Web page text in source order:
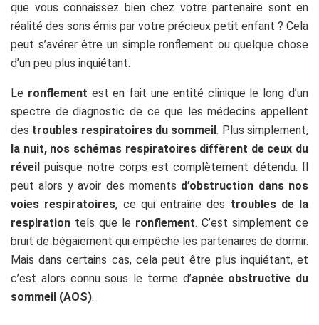
que vous connaissez bien chez votre partenaire sont en
réalité des sons émis par votre précieux petit enfant ? Cela
peut s’avérer être un simple ronflement ou quelque chose
d’un peu plus inquiétant.
Le ronflement est en fait une entité clinique le long d’un
spectre de diagnostic de ce que les médecins appellent
des troubles respiratoires du sommeil. Plus simplement,
la nuit, nos schémas respiratoires diffèrent de ceux du
réveil puisque notre corps est complètement détendu. Il
peut alors y avoir des moments d’obstruction dans nos
voies respiratoires, ce qui entraîne des troubles de la
respiration tels que le ronflement. C’est simplement ce
bruit de bégaiement qui empêche les partenaires de dormir.
Mais dans certains cas, cela peut être plus inquiétant, et
c’est alors connu sous le terme d’apnée obstructive du
sommeil (AOS).